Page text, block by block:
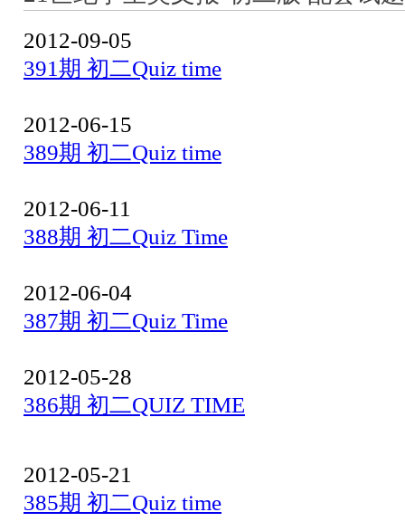
2012-09-05
391期 初二Quiz time
2012-06-15
389期 初二Quiz time
2012-06-11
388期 初二Quiz Time
2012-06-04
387期 初二Quiz Time
2012-05-28
386期 初二QUIZ TIME
2012-05-21
385期 初二Quiz time